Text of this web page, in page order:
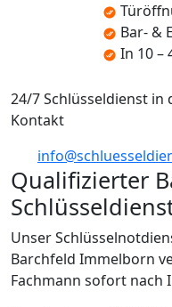
Bar- &
In 10 –
24/7 Schlüsseldienst in
Kontakt
Qualifizierter
Unser
Barchfeld Immelborn
Fachmann sofort nach